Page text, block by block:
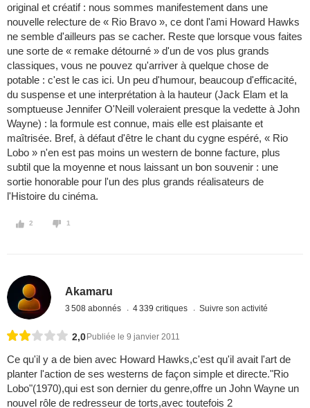
original et créatif : nous sommes manifestement dans une
nouvelle relecture de « Rio Bravo », ce dont l'ami Howard Hawks
ne semble d'ailleurs pas se cacher. Reste que lorsque vous faites
une sorte de « remake détourné » d'un de vos plus grands
classiques, vous ne pouvez qu'arriver à quelque chose de
potable : c'est le cas ici. Un peu d'humour, beaucoup d'efficacité,
du suspense et une interprétation à la hauteur (Jack Elam et la
somptueuse Jennifer O'Neill voleraient presque la vedette à John
Wayne) : la formule est connue, mais elle est plaisante et
maîtrisée. Bref, à défaut d'être le chant du cygne espéré, « Rio
Lobo » n'en est pas moins un western de bonne facture, plus
subtil que la moyenne et nous laissant un bon souvenir : une
sortie honorable pour l'un des plus grands réalisateurs de
l'Histoire du cinéma.
2 1
Akamaru
3 508 abonnés 4 339 critiques Suivre son activité
2,0 Publiée le 9 janvier 2011
Ce qu'il y a de bien avec Howard Hawks,c'est qu'il avait l'art de
planter l'action de ses westerns de façon simple et directe."Rio
Lobo"(1970),qui est son dernier du genre,offre un John Wayne un
nouvel rôle de redresseur de torts,avec toutefois 2